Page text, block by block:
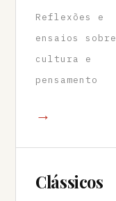
Reflexões e
ensaios sobre
cultura e
pensamento
→
Clássicos